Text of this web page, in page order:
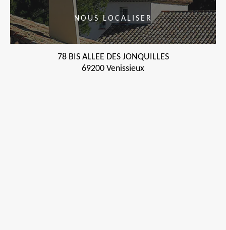
NOUS LOCALISER
78 BIS ALLEE DES JONQUILLES
69200 Venissieux